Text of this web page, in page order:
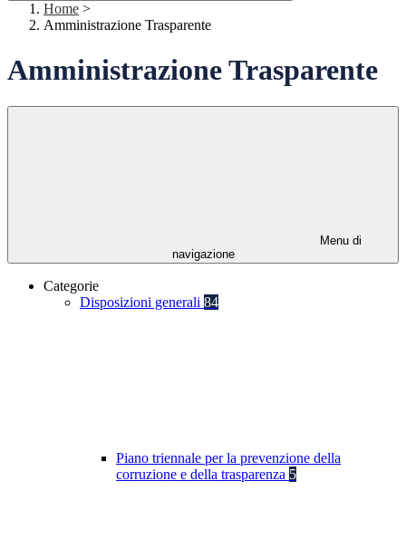
Home >
Amministrazione Trasparente
Amministrazione Trasparente
Menu di
navigazione
Categorie
Disposizioni generali 84
Piano triennale per la prevenzione della
corruzione e della trasparenza 5